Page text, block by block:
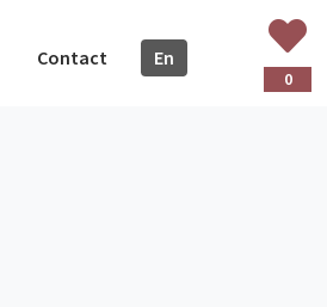
Contact En
0